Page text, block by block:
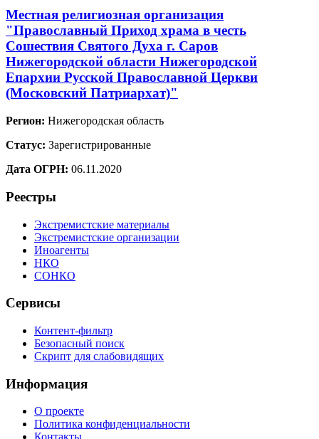
Местная религиозная организация
"Православный Приход храма в честь
Сошествия Святого Духа г. Саров
Нижегородской области Нижегородской
Епархии Русской Православной Церкви
(Московский Патриархат)"
Регион: Нижегородская область
Статус: Зарегистрированные
Дата ОГРН: 06.11.2020
Реестры
Экстремистские материалы
Экстремистские организации
Иноагенты
НКО
СОНКО
Сервисы
Контент-фильтр
Безопасный поиск
Скрипт для слабовидящих
Информация
О проекте
Политика конфиденциальности